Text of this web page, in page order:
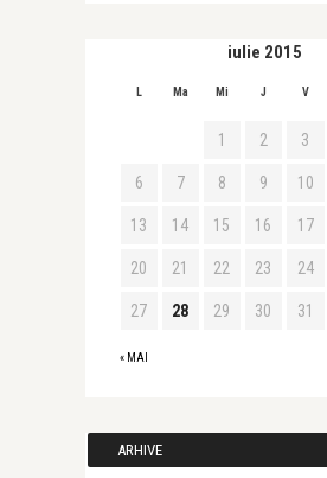
iulie 2015
L Ma Mi J V
« MAI
1 2 3
6 7 8 9 10
13 14 15 16 17
20 21 22 23 24
27 28 29 30 31
ARHIVE